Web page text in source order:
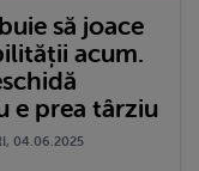
să joace
acum.
e prea târziu
04.06.2025